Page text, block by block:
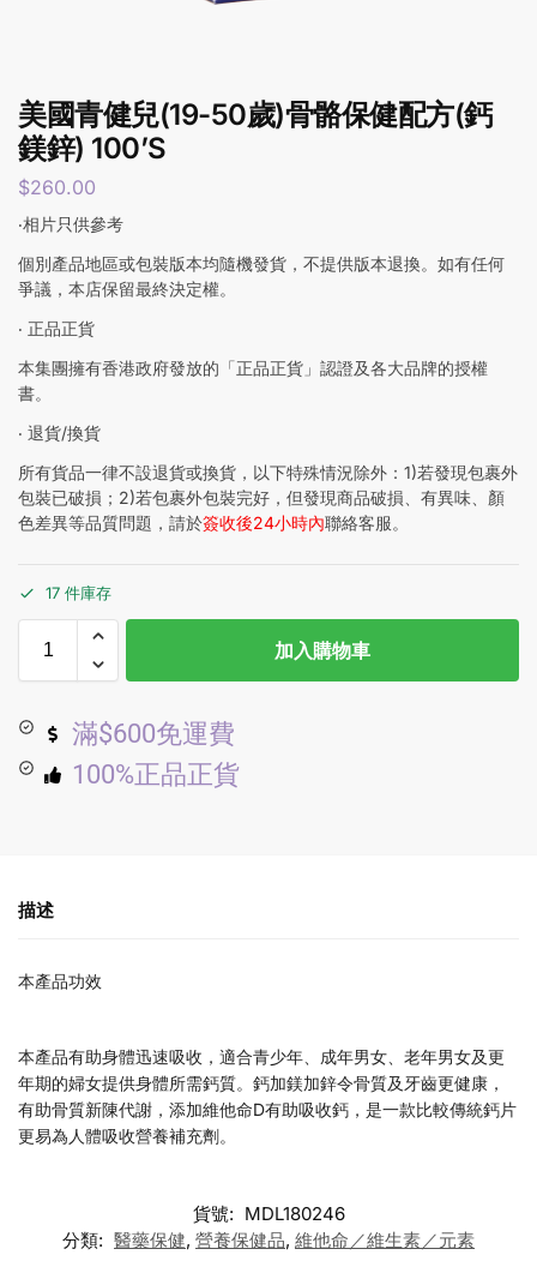
美國青健兒(19-50歲)骨骼保健配方(鈣
鎂鋅) 100’S
$260.00
‧相片只供參考
個別產品地區或包裝版本均隨機發貨，不提供版本退換。如有任何
爭議，本店保留最終決定權。
‧ 正品正貨
本集團擁有香港政府發放的「正品正貨」認證及各大品牌的授權
書。
‧ 退貨/換貨
所有貨品一律不設退貨或換貨，以下特殊情況除外：1)若發現包裹外
包裝已破損；2)若包裹外包裝完好，但發現商品破損、有異味、顏
色差異等品質問題，請於簽收後24小時內聯絡客服。
17 件庫存
加入購物車
滿$600免運費
100%正品正貨
描述
本產品功效
本產品有助身體迅速吸收，適合青少年、成年男女、老年男女及更
年期的婦女提供身體所需鈣質。鈣加鎂加鋅令骨質及牙齒更健康，
有助骨質新陳代謝，添加維他命D有助吸收鈣，是一款比較傳統鈣片
更易為人體吸收營養補充劑。
貨號: MDL180246
分類: 醫藥保健, 營養保健品, 維他命／維生素／元素